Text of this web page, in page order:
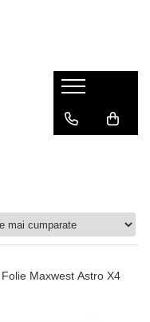
Folie Maxwest Astro X4